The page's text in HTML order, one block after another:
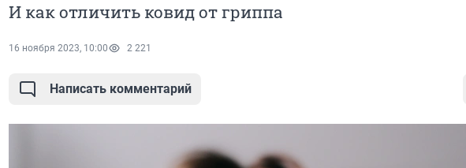
И как отличить ковид от гриппа
16 ноября 2023, 10:00 2 221
Написать комментарий